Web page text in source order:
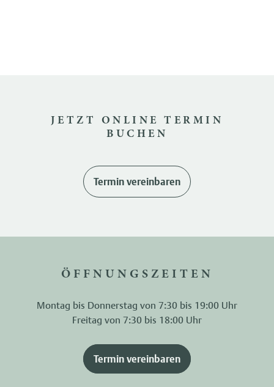
JETZT ONLINE TERMIN
BUCHEN
Termin vereinbaren
ÖFFNUNGSZEITEN
Montag bis Donnerstag von 7:30 bis 19:00 Uhr
Freitag von 7:30 bis 18:00 Uhr
Termin vereinbaren